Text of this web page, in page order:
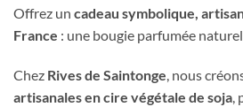
Offrez un cadeau symbolique,
France : une bougie parfumée
Chez Rives de Saintonge, nous
artisanales en cire végétale de soja,